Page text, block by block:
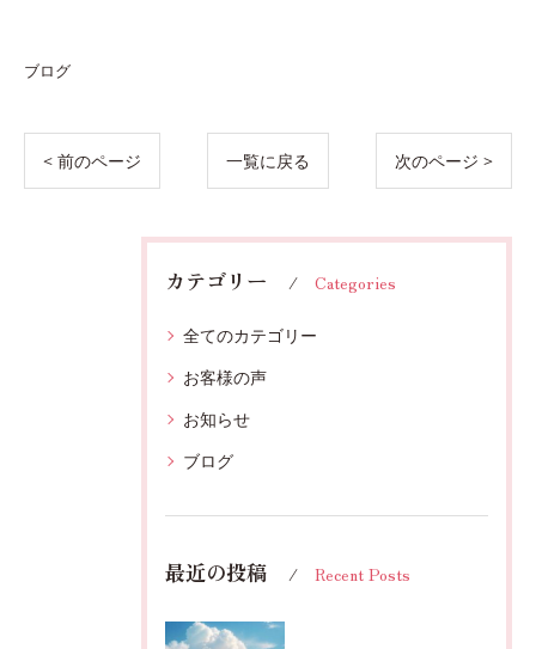
ブログ
< 前のページ 一覧に戻る 次のページ >
カテゴリー Categories
全てのカテゴリー
お客様の声
お知らせ
ブログ
最近の投稿 Recent Posts